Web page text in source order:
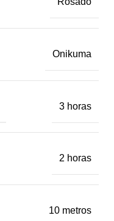
Onikuma
3 horas
2 horas
10 metros